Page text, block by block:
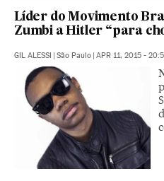
Líder do Movimento
Zumbi a Hitler “para
GIL ALESSI | São Paulo | APR 11, 2015 -